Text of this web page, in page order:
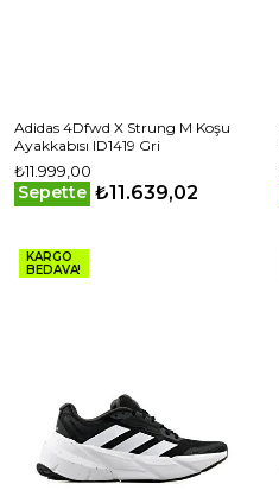
Adidas 4Dfwd X Strung M Koşu
Ayakkabısı ID1419 Gri
₺11.999,00
Sepette ₺11.639,02
KARGO
BEDAVA!